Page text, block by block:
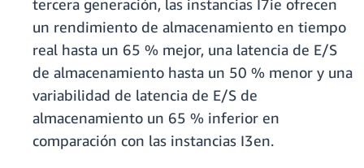
tercera generación, las instancias I7ie ofrecen
un rendimiento de almacenamiento en tiempo
real hasta un 65 % mejor, una latencia de E/S
de almacenamiento hasta un 50 % menor y una
variabilidad de latencia de E/S de
almacenamiento un 65 % inferior en
comparación con las instancias I3en.